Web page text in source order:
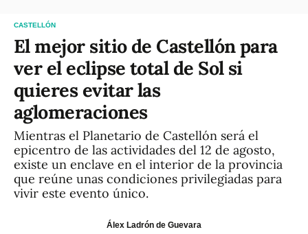
CASTELLÓN
El mejor sitio de Castellón para
ver el eclipse total de Sol si
quieres evitar las
aglomeraciones
Mientras el Planetario de Castellón será el
epicentro de las actividades del 12 de agosto,
existe un enclave en el interior de la provincia
que reúne unas condiciones privilegiadas para
vivir este evento único.
Álex Ladrón de Guevara